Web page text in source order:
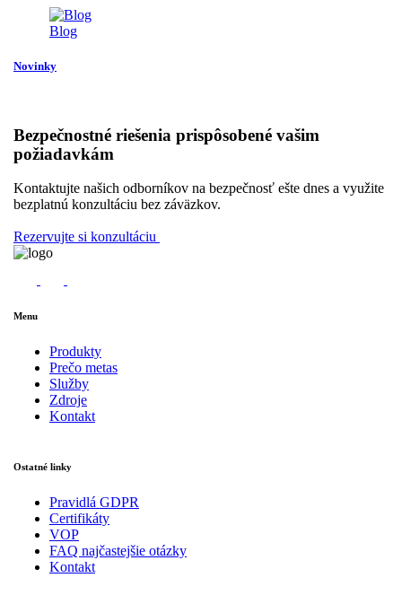
Blog
Novinky
Bezpečnostné riešenia prispôsobené vašim
požiadavkám
Kontaktujte našich odborníkov na bezpečnosť ešte dnes a využite
bezplatnú konzultáciu bez záväzkov.
Rezervujte si konzultáciu
Menu
Produkty
Prečo metas
Služby
Zdroje
Kontakt
Ostatné linky
Pravidlá GDPR
Certifikáty
VOP
FAQ najčastejšie otázky
Kontakt